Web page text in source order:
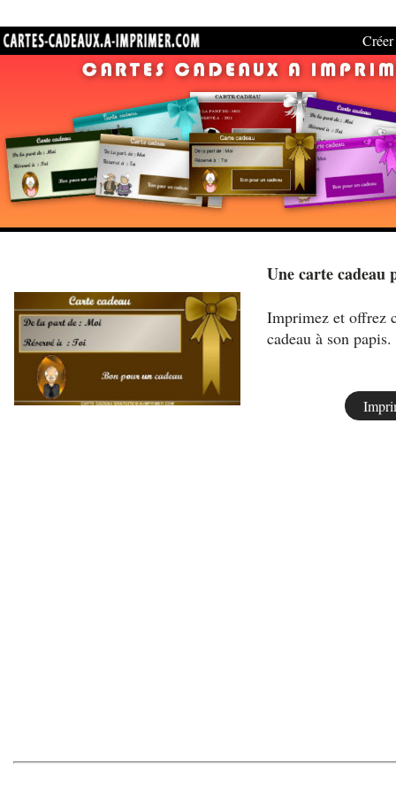
Créer
Une carte cadeau
Imprimez et offrez
cadeau à son papis.